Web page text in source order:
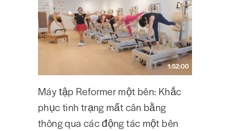
1:52:00
Máy tập Reformer một bên: Khắc
phục tình trạng mất cân bằng
thông qua các động tác một bên